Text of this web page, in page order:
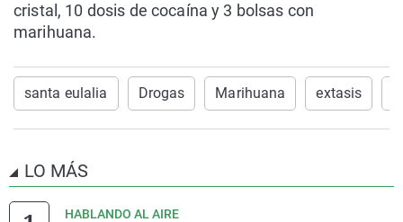
cristal, 10 dosis de cocaína y 3 bolsas con
marihuana.
santa eulalia Drogas Marihuana extasis
LO MÁS
HABLANDO AL AIRE